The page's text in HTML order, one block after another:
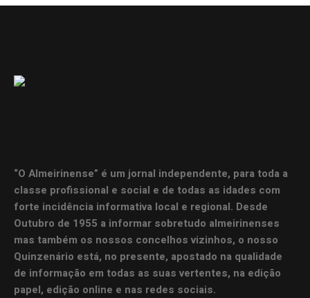
“O Almeirinense” é um jornal independente, para toda a
classe profissional e social e de todas as idades com
forte incidência informativa local e regional. Desde
Outubro de 1955 a informar sobretudo almeirinenses
mas também os nossos concelhos vizinhos, o nosso
Quinzenário está, no presente, apostado na qualidade
de informação em todas as suas vertentes, na edição
papel, edição online e nas redes sociais.